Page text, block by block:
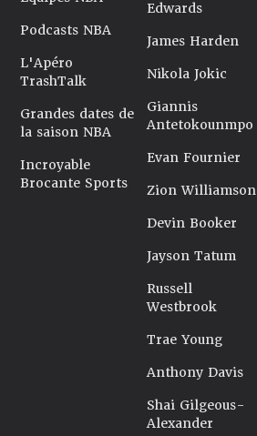
Podcasts NBA
L'Apéro
TrashTalk
Grandes dates de
la saison NBA
Incroyable
Brocante Sports
Edwards
James Harden
Nikola Jokic
Giannis
Antetokounmpo
Evan Fournier
Zion Williamson
Devin Booker
Jayson Tatum
Russell
Westbrook
Trae Young
Anthony Davis
Shai Gilgeous-
Alexander